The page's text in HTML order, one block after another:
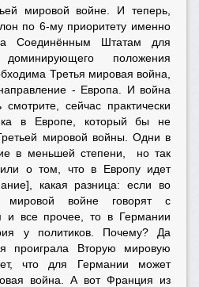
мировой войне. И теперь,
по 6-му приоритету именно
Соединённым Штатам для
положения
Третья мировая война,
- Европа. И война
сейчас практически
в Европе, который бы не
мировой войны. Одни в
в меньшей степени, но так
о том, что в Европу идет
какая разница: если во
войне говорят с
и все прочее, то в Германии
у политиков. Почему? Да
проиграла Вторую мировую
что для Германии может
война. А вот Франция из